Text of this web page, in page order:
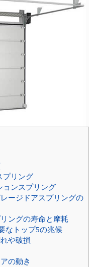
プリング
ョンスプリング
ージドアスプリングの
ングの寿命と摩耗
なトップ5の兆候
や破損
の動き